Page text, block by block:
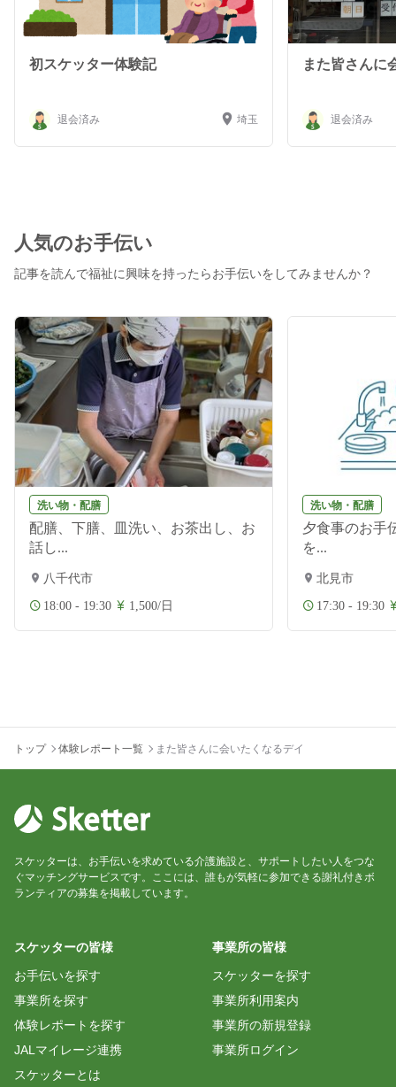
初スケッター体験記
退会済み 埼玉
また皆さんに
退会済み
人気のお手伝い
記事を読んで福祉に興味を持ったらお手伝いをしてみませんか？
洗い物・配膳
配膳、下膳、皿洗い、お茶出し、お
話し...
八千代市
18:00 - 19:30 1,500/日
洗い物・配膳
夕食事のお手
を...
北見市
17:30 - 19:30
トップ 体験レポート一覧 また皆さんに会いたくなるデイ
スケッターは、お手伝いを求めている介護施設と、サポートしたい人をつな
ぐマッチングサービスです。ここには、誰もが気軽に参加できる謝礼付きボ
ランティアの募集を掲載しています。
スケッターの皆様
お手伝いを探す
事業所を探す
体験レポートを探す
JALマイレージ連携
スケッターとは
事業所の皆様
スケッターを探す
事業所利用案内
事業所の新規登録
事業所ログイン